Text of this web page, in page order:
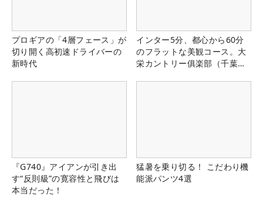
プロギアの「4層フェース」が
切り開く高初速ドライバーの
新時代
インター5分、都心から60分
のフラットな美観コース。大
栄カントリー俱楽部（千葉
『G740』アイアンが引き出
す“反則級”の寛容性と飛びは
本当だった！
猛暑を乗り切る！ こだわり機
能派パンツ4選